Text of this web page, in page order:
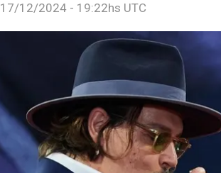
17/12/2024 - 19:22hs UTC